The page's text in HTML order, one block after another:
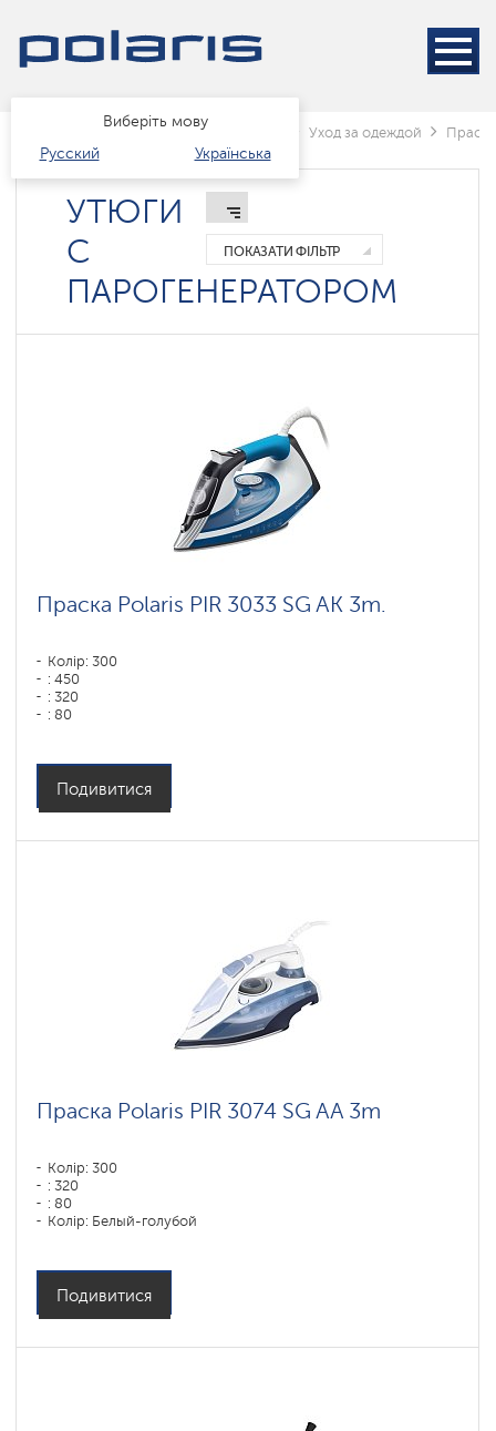
Виберіть мову
Русский
Українська
Каталог Техніка для дому Уход за одеждой Праски
УТЮГИ
С
ПАРОГЕНЕРАТОРОМ
ПОКАЗАТИ ФІЛЬТР
Праска Polaris PIR 3033 SG AK 3m.
Колір: 300
: 450
: 320
: 80
Потужність, Вт: 3000
Подивитися
Праска Polaris PIR 3074 SG AA 3m
Колір: 300
: 320
: 80
Колір: Белый-голубой
Подивитися
Парогенератори
Утюги
парогенератором
Паровые
Polaris